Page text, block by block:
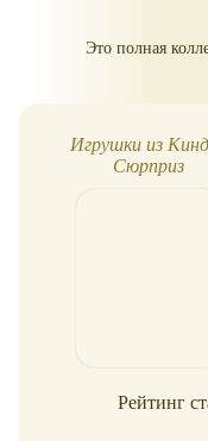
Это полная
Игрушки из
Сюрприз
Рейтинг